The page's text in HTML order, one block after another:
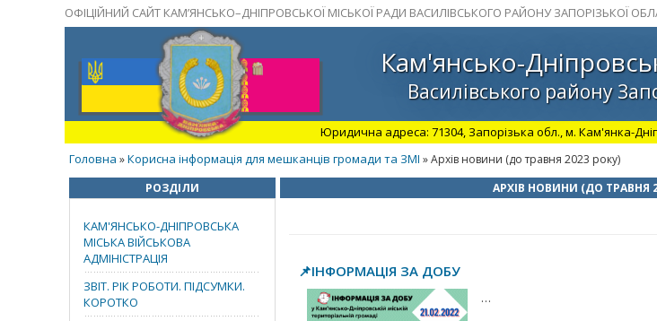
ОФІЦІЙНИЙ САЙТ КАМ’ЯНСЬКО–ДНІПРОВСЬКОЇ МІСЬКОЇ РАДИ ВАСИЛІВСЬКОГО РАЙОНУ ЗАПОРІЗЬКОЇ
Кам'янсько-
Василівського району
Юридична адреса: 71304, Запорізька обл., м. Кам'янка-
Головна »Корисна інформація для мешканців громади та ЗМІ » Архів новини (до травня 2023 року)
РОЗДІЛИ
КАМ'ЯНСЬКО-ДНІПРОВСЬКА
МІСЬКА ВІЙСЬКОВА
АДМІНІСТРАЦІЯ
ЗВІТ. РІК РОБОТИ. ПІДСУМКИ.
КОРОТКО
АРХІВ НОВИНИ (ДО ТРАВНЯ
📌ІНФОРМАЦІЯ ЗА ДОБУ
…